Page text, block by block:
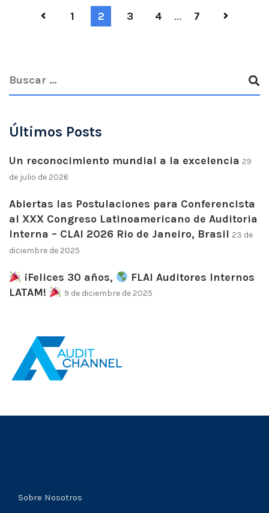
1 2 3 4 ... 7
Últimos Posts
Un reconocimiento mundial a la excelencia 29
de julio de 2026
Abiertas las Postulaciones para Conferencista
al XXX Congreso Latinoamericano de Auditoria
Interna – CLAI 2026 Rio de Janeiro, Brasil 23 de
diciembre de 2025
¡Felices 30 años,
FLAI Auditores Internos
LATAM!
9 de diciembre de 2025
Sobre Nosotros